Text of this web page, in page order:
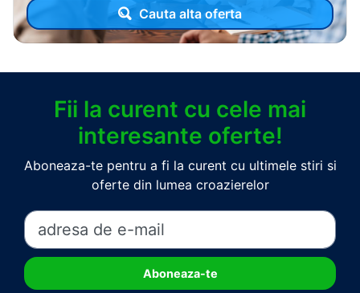
Cauta alta oferta
Fii la curent cu cele mai
interesante oferte!
Aboneaza-te pentru a fi la curent cu ultimele stiri si
oferte din lumea croazierelor